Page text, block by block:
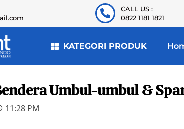
CALL US :
0822 1181 1821
KATEGORI PRODUK
Umbul-umbul &
11:28 PM